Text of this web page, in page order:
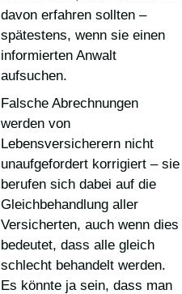
davon erfahren sollten –
spätestens, wenn sie einen
informierten Anwalt
aufsuchen.
Falsche Abrechnungen
werden von
Lebensversicherern nicht
unaufgefordert korrigiert – sie
berufen sich dabei auf die
Gleichbehandlung aller
Versicherten, auch wenn dies
bedeutet, dass alle gleich
schlecht behandelt werden.
Es könnte ja sein, dass man